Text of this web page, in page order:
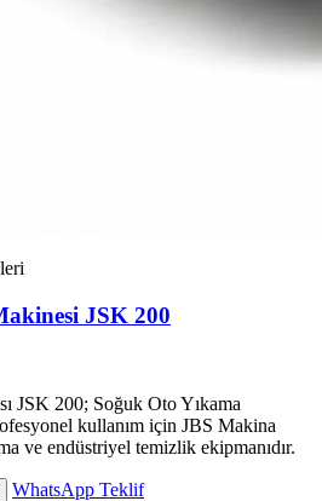
JSK 200
JSK 200; Soğuk Oto Yıkama
kullanım için JBS Makina
ve endüstriyel temizlik ekipmanıdır.
WhatsApp Teklif